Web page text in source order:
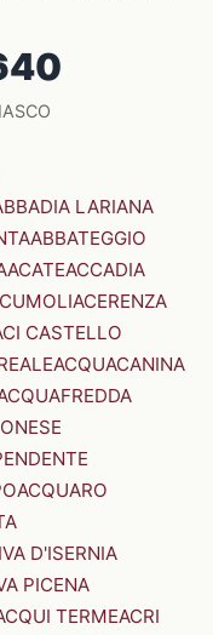
LARIANA
ABBATEGGIO
ACATEACCADIA
ACERENZA
CASTELLO
ACQUACANINA
ACQUARO
D'ISERNIA
PICENA
TERMEACRI